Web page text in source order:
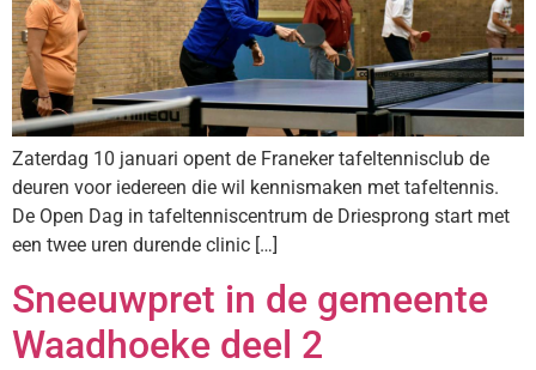
Zaterdag 10 januari opent de Franeker tafeltennisclub de
deuren voor iedereen die wil kennismaken met tafeltennis.
De Open Dag in tafeltenniscentrum de Driesprong start met
een twee uren durende clinic […]
Sneeuwpret in de gemeente
Waadhoeke deel 2